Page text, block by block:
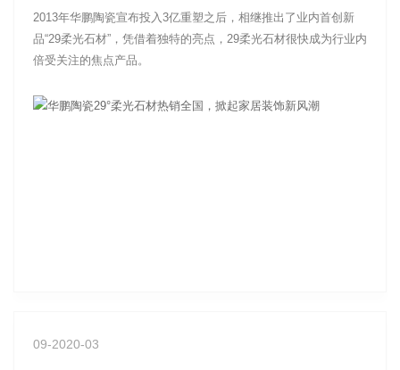
2013年华鹏陶瓷宣布投入3亿重塑之后，相继推出了业内首创新
品“29柔光石材”，凭借着独特的亮点，29柔光石材很快成为行业内
倍受关注的焦点产品。
09-2020-03